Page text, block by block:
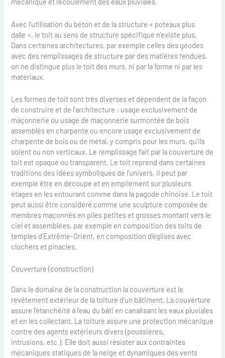
Avec l'utilisation du béton et de la structure « poteaux plus
dalle », le toit au sens de structure spécifique n'existe plus.
Dans certaines architectures, par exemple celles des géodes
avec des remplissages de structure par des matières tendues,
on ne distingue plus le toit des murs, ni par la forme ni par les
matériaux.
Les formes de toit sont très diverses et dépendent de la façon
de construire et de l'architecture : usage exclusivement de
maçonnerie ou usage de maçonnerie surmontée de bois
assemblés en charpente ou encore usage exclusivement de
charpente de bois ou de métal, y compris pour les murs, qu'ils
soient ou non verticaux. Le remplissage fait par la couverture de
toit est opaque ou transparent. Le toit reprend dans certaines
traditions des idées symboliques de l'univers, il peut par
exemple être en découpe et en empilement sur plusieurs
étages en les entourant comme dans la pagode chinoise. Le toit
peut aussi être considéré comme une sculpture composée de
membres maçonnés en piles petites et grosses montant vers le
ciel et assemblées, par exemple en composition des toits de
temples d'Extrême-Orient, en composition d'églises avec
clochers et pinacles.
Couverture (construction)
Dans le domaine de la construction la couverture est le
revêtement extérieur de la toiture d'un bâtiment. La couverture
assure l'étanchéité à l'eau du bâti en canalisant les eaux pluviales
et en les collectant. La toiture assure une protection mécanique
contre des agents extérieurs divers (poussières,
intrusions, etc.). Elle doit aussi résister aux contraintes
mécaniques statiques de la neige et dynamiques des vents